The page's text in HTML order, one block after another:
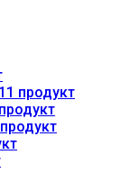
11 продукт